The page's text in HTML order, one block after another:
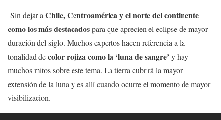
Sin dejar a Chile, Centroamérica y el norte del continente
como los más destacadospara que aprecien el eclipse de mayor
duración del siglo. Muchos expertos hacen referencia a la
tonalidad decolor rojiza como la ‘luna de sangre’ y hay
muchos mitos sobre este tema. La tierra cubrirá la mayor
extensión de la luna y es allí cuando ocurre el momento de mayor
visibilizacion.